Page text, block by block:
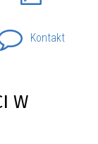
Kontakt
W